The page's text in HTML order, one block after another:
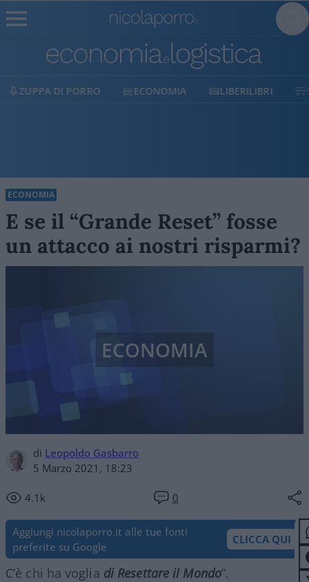
ECONOMIA LIBERILIBRI SHOP SOSTIENICI
ECONOMIA
E se il “Grande Reset” fosse
un attacco ai nostri risparmi?
di Leopoldo Gasbarro
5 Marzo 2021, 18:23
4.1k 0
ECONOMIA
Aggiungi nicolaporro.it alle tue fonti
preferite su Google
CLICCA QUI
C’è chi ha voglia di Resettare il Mondo”.